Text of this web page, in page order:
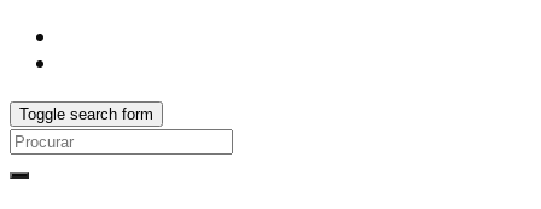
Toggle search form
Search